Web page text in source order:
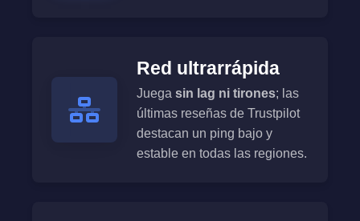
Red ultrarrápida
Juega sin lag ni tirones; las
últimas reseñas de Trustpilot
destacan un ping bajo y
estable en todas las regiones.